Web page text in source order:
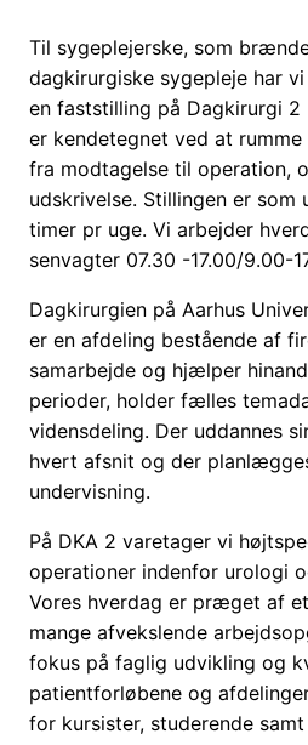
Til sygeplejerske, som
dagkirurgiske sygepleje har
en faststilling på Dagkirurgi 2
er kendetegnet ved at
fra modtagelse til operation,
udskrivelse. Stillingen er som
timer pr uge. Vi arbejder
senvagter 07.30 -17.00/9.00-
Dagkirurgien på Aarhus
er en afdeling bestående af
samarbejde og hjælper
perioder, holder fælles
vidensdeling. Der uddannes
hvert afsnit og der
undervisning.
På DKA 2 varetager vi
operationer indenfor urologi
Vores hverdag er præget af
mange afvekslende
fokus på faglig udvikling og
patientforløbene og
for kursister, studerende